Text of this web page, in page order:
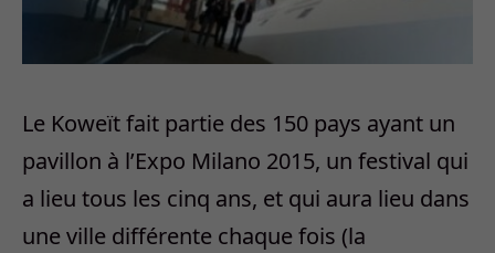
Le Koweït fait partie des 150 pays ayant un
pavillon à l’Expo Milano 2015, un festival qui
a lieu tous les cinq ans, et qui aura lieu dans
une ville différente chaque fois (la